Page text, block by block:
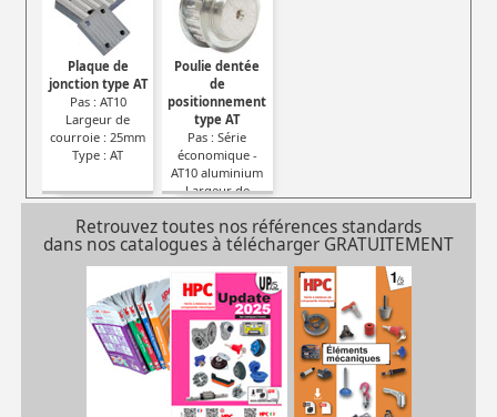
Plaque de
jonction type AT
Pas : AT10
Largeur de
courroie : 25mm
Type : AT
Poulie dentée
de
positionnement
type AT
Pas : Série
économique -
AT10 aluminium
Largeur de
courroie : 25mm
Type : AT
Retrouvez toutes nos références standards
dans nos catalogues à télécharger GRATUITEMENT